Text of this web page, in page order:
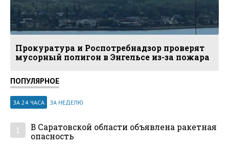
Прокуратура и Роспотребнадзор проверят
мусорный полигон в Энгельсе из-за пожара
ПОПУЛЯРНОЕ
ЗА 24 ЧАСА ЗА НЕДЕЛЮ
1
В Саратовской области объявлена ракетная
опасность